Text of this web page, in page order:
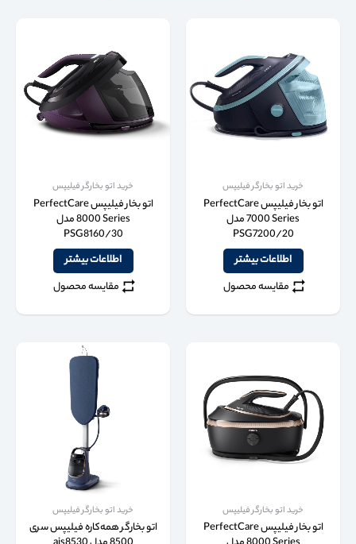
خرید اتو بخارگر فیلیپس
اتو بخار فیلیپس PerfectCare
7000 Series مدل
PSG7200/20
اطلاعات بیشتر
مقایسه محصول
خرید اتو بخارگر فیلیپس
اتو بخار فیلیپس PerfectCare
8000 Series مدل
PSG8160/30
اطلاعات بیشتر
مقایسه محصول
خرید اتو بخارگر فیلیپس
اتو بخار فیلیپس PerfectCare
خرید اتو بخارگر فیلیپس
اتو بخارگر همه‌کاره فیلیپس سری